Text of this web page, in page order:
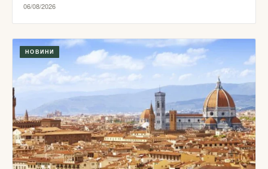
06/08/2026
НОВИНИ